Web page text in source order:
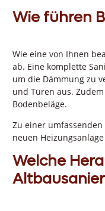
Wie führen
Wie eine von Ihnen
ab. Eine komplette
um die Dämmung zu
und Türen aus.
Bodenbeläge.
Zu einer
neuen
Welche